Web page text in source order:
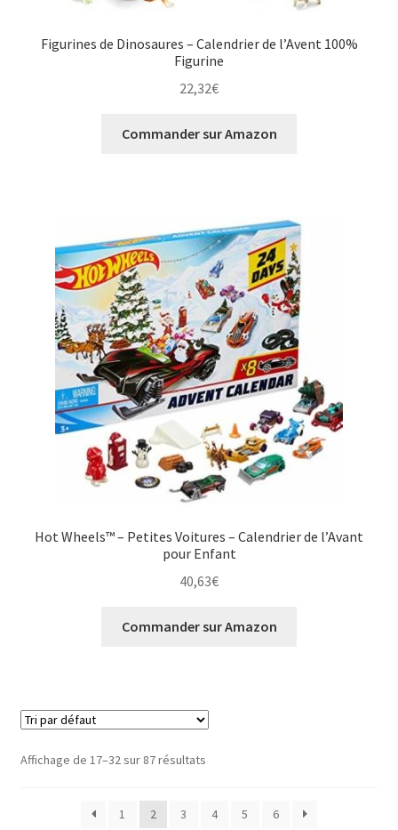
Figurines de Dinosaures – Calendrier de l’Avent 100%
Figurine
22,32€
Commander sur Amazon
Hot Wheels™ – Petites Voitures – Calendrier de l’Avant
pour Enfant
40,63€
Commander sur Amazon
Affichage de 17–32 sur 87 résultats
1 2 3 4 5 6